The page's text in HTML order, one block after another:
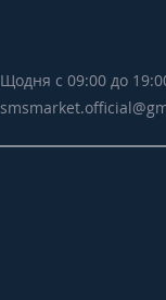
Щодня с 09:00 до